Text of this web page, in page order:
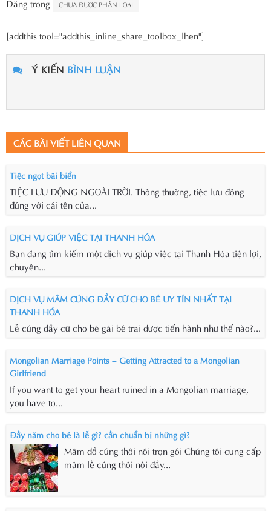
Đăng trong
CHƯA ĐƯỢC PHÂN LOẠI
[addthis tool="addthis_inline_share_toolbox_lhen"]
Ý KIẾN BÌNH LUẬN
CÁC BÀI VIẾT LIÊN QUAN
Tiệc ngọt bãi biển
TIỆC LƯU ĐỘNG NGOÀI TRỜI. Thông thường, tiệc lưu động
đúng với cái tên của...
DỊCH VỤ GIÚP VIỆC TẠI THANH HÓA
Bạn đang tìm kiếm một dịch vụ giúp việc tại Thanh Hóa tiện lợi,
chuyên...
DỊCH VỤ MÂM CÚNG ĐẦY CỮ CHO BÉ UY TÍN NHẤT TẠI
THANH HÓA
Lễ cúng đầy cữ cho bé gái bé trai được tiến hành như thế nào?...
Mongolian Marriage Points – Getting Attracted to a Mongolian
Girlfriend
If you want to get your heart ruined in a Mongolian marriage,
you have to...
Đầy năm cho bé là lễ gì? cần chuẩn bị những gì?
Mâm đồ cúng thôi nôi trọn gói Chúng tôi cung cấp
mâm lễ cúng thôi nôi đầy...